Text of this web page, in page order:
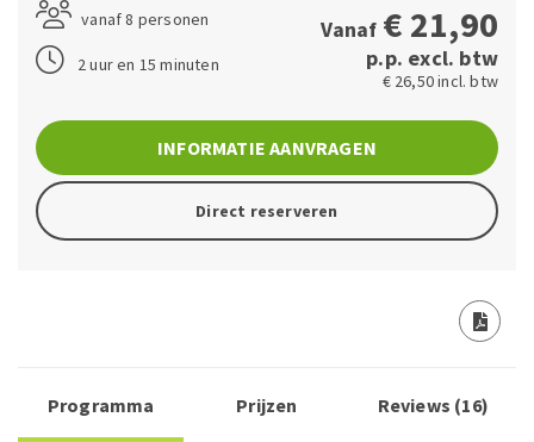
vanaf 8 personen
2 uur en 15 minuten
Vanaf € 21,90
p.p. excl. btw
€ 26,50 incl. btw
INFORMATIE AANVRAGEN
Direct reserveren
Programma Prijzen Reviews (16)